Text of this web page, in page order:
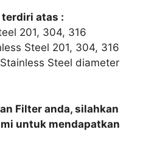
atas :
201, 304, 316
Steel 201, 304, 316
Steel diameter
Filter anda, silahkan
untuk mendapatkan